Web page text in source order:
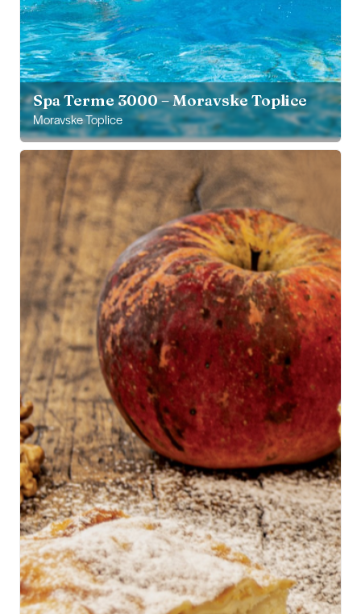
Spa Terme 3000 – Moravske Toplice
Moravske Toplice